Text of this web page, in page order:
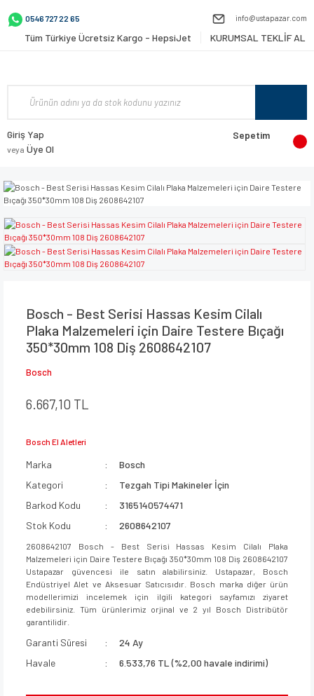
0546 727 22 65 info@ustapazar.com
Tüm Türkiye Ücretsiz Kargo - HepsiJet KURUMSAL TEKLİF AL
Giriş Yap
veya Üye Ol
Sepetim
Bosch - Best Serisi Hassas Kesim Cilalı
Plaka Malzemeleri için Daire Testere Bıçağı
350*30mm 108 Diş 2608642107
Bosch
6.667,10 TL
Bosch El Aletleri
Marka
Bosch
Kategori
Tezgah Tipi Makineler İçin
Barkod Kodu
3165140574471
Stok Kodu
2608642107
2608642107 Bosch - Best Serisi Hassas Kesim Cilalı Plaka
Malzemeleri için Daire Testere Bıçağı 350*30mm 108 Diş 2608642107
Ustapazar güvencesi ile satın alabilirsiniz. Ustapazar, Bosch
Endüstriyel Alet ve Aksesuar Satıcısıdır. Bosch marka diğer ürün
modellerimizi incelemek için ilgili kategori sayfamızı ziyaret
edebilirsiniz. Tüm ürünlerimiz orjinal ve 2 yıl Bosch Distribütör
garantilidir.
Garanti Süresi
24 Ay
Havale
6.533,76 TL (%2,00 havale indirimi)